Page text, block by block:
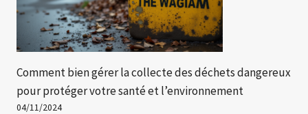
Comment bien gérer la collecte des déchets dangereux
pour protéger votre santé et l’environnement
04/11/2024